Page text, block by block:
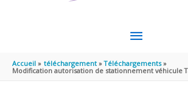
MENU
Accueil téléchargement
Téléchargements
Modification autorisation de stationnement véhicule